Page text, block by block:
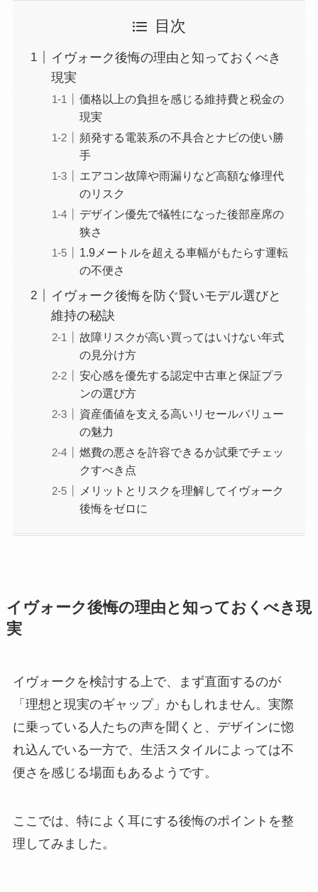
目次
イヴォーク後悔の理由と知っておくべき
現実
価格以上の負担を感じる維持費と税金の
現実
頻発する電装系の不具合とナビの使い勝
手
エアコン故障や雨漏りなど高額な修理代
のリスク
デザイン優先で犠牲になった後部座席の
狭さ
1.9メートルを超える車幅がもたらす運転
の不便さ
イヴォーク後悔を防ぐ賢いモデル選びと
維持の秘訣
故障リスクが高い買ってはいけない年式
の見分け方
安心感を優先する認定中古車と保証プラ
ンの選び方
資産価値を支える高いリセールバリュー
の魅力
燃費の悪さを許容できるか試乗でチェッ
クすべき点
メリットとリスクを理解してイヴォーク
後悔をゼロに
イヴォーク後悔の理由と知っておくべき現
実
イヴォークを検討する上で、まず直面するのが
「理想と現実のギャップ」かもしれません。実際
に乗っている人たちの声を聞くと、デザインに惚
れ込んでいる一方で、生活スタイルによっては不
便さを感じる場面もあるようです。
ここでは、特によく耳にする後悔のポイントを整
理してみました。